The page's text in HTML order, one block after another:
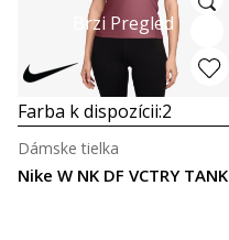
Brzi Pregled
Farba k dispozícii:2
Nike W NK DF VCTRY TANK
Dámske tielka